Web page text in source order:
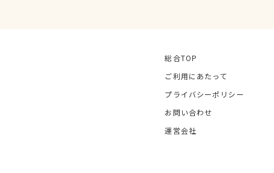
総合TOP
ご利用にあたって
プライバシーポリシー
お問い合わせ
運営会社